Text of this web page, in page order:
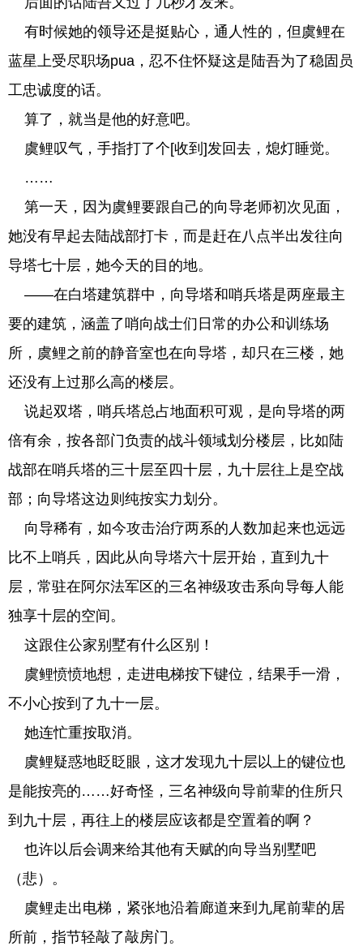
有时候她的领导还是挺贴心，通人性的，但虞鲤在
蓝星上受尽职场pua，忍不住怀疑这是陆吾为了稳固员
工忠诚度的话。
算了，就当是他的好意吧。
虞鲤叹气，手指打了个[收到]发回去，熄灯睡觉。
……
第一天，因为虞鲤要跟自己的向导老师初次见面，
她没有早起去陆战部打卡，而是赶在八点半出发往向
导塔七十层，她今天的目的地。
——在白塔建筑群中，向导塔和哨兵塔是两座最主
要的建筑，涵盖了哨向战士们日常的办公和训练场
所，虞鲤之前的静音室也在向导塔，却只在三楼，她
还没有上过那么高的楼层。
说起双塔，哨兵塔总占地面积可观，是向导塔的两
倍有余，按各部门负责的战斗领域划分楼层，比如陆
战部在哨兵塔的三十层至四十层，九十层往上是空战
部；向导塔这边则纯按实力划分。
向导稀有，如今攻击治疗两系的人数加起来也远远
比不上哨兵，因此从向导塔六十层开始，直到九十
层，常驻在阿尔法军区的三名神级攻击系向导每人能
独享十层的空间。
这跟住公家别墅有什么区别！
虞鲤愤愤地想，走进电梯按下键位，结果手一滑，
不小心按到了九十一层。
她连忙重按取消。
虞鲤疑惑地眨眨眼，这才发现九十层以上的键位也
是能按亮的……好奇怪，三名神级向导前辈的住所只
到九十层，再往上的楼层应该都是空置着的啊？
也许以后会调来给其他有天赋的向导当别墅吧
（悲）。
虞鲤走出电梯，紧张地沿着廊道来到九尾前辈的居
所前，指节轻敲了敲房门。